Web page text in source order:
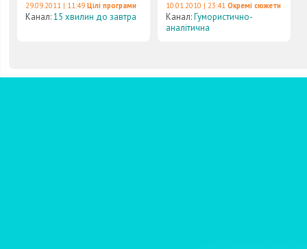
29.09.2011 | 11:49 Цілі програми
Канал:15 хвилин до завтра
10.01.2010 | 23:41 Окремі сюжети
Канал:Гумористично-
аналітична